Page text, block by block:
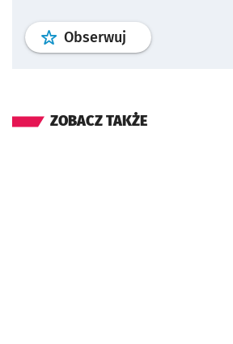
Obserwuj profil
ZOBACZ TAKŻE